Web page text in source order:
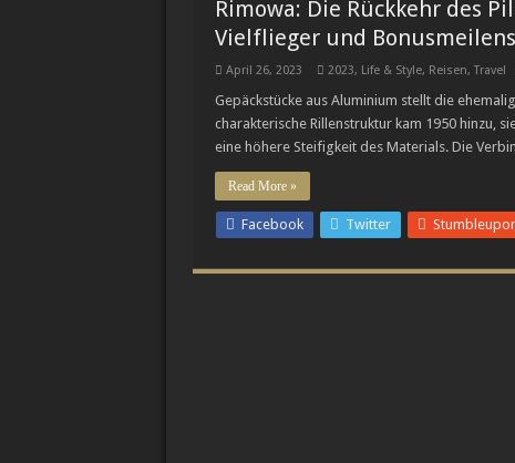
Cystos: Auf dem Weg
Chopard legt die
Rimowa: Die Rückkehr des
Vielflieger und
April 26, 2023 2023, Life & Style, Reisen,Travel
Gepäckstücke aus Aluminium stellt die
charakterische Rillenstruktur kam 1950 hinzu,
eine höhere Steifigkeit des Materials. Die
Read More »
Facebook Twitter